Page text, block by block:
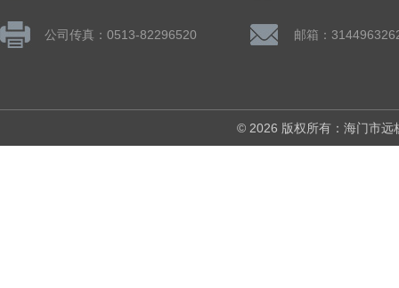
公司传真：0513-82296520 邮箱：
© 2026 版权所有：海门市